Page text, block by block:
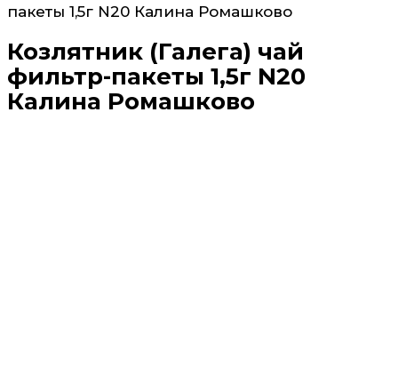
пакеты 1,5г N20 Калина Ромашково
Козлятник (Галега) чай
фильтр-пакеты 1,5г N20
Калина Ромашково